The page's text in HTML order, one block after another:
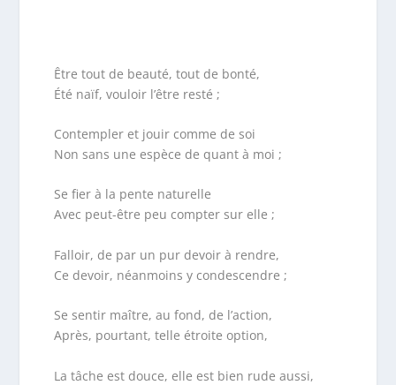
Être tout de beauté, tout de bonté,
Été naïf, vouloir l’être resté ;
Contempler et jouir comme de soi
Non sans une espèce de quant à moi ;
Se fier à la pente naturelle
Avec peut-être peu compter sur elle ;
Falloir, de par un pur devoir à rendre,
Ce devoir, néanmoins y condescendre ;
Se sentir maître, au fond, de l’action,
Après, pourtant, telle étroite option,
La tâche est douce, elle est bien rude aussi,